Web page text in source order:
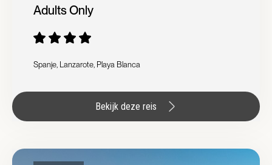
Adults Only
Spanje, Lanzarote, Playa Blanca
Bekijk deze reis